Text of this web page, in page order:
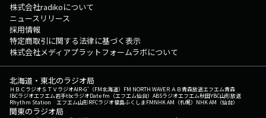
株式会社radikoについて
ニュースリリース
採用情報
特定商取引に関する法律に基づく表示
株式会社メディアプラットフォームラボについて
北海道・東北のラジオ局
ＨＢＣラジオＳＴＶラジオAIR-G'（FM北海道） FM NORTH WAVEＲＡＢ青森放送エフエム青森
IBCラジオエフエム岩手tbcラジオDate fm（エフエム仙台） ABSラジオエフエム秋田YBC山形放送
Rhythm Station エフエム山形RFCラジオ福島ふくしまFMNHK AM（札幌） NHK AM（仙台）
関東のラジオ局